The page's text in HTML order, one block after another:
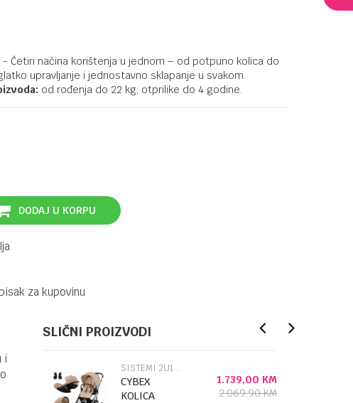
- Četiri načina korištenja u jednom – od potpuno kolica do
upravljanje i jednostavno sklapanje u svakom
od rođenja do 22 kg, otprilike do 4 godine.
DODAJ U KORPU
za kupovinu
i
SLIČNI PROIZVODI
SISTEMI 2U1 I 3U1
CYBEX
KOLICA
1.739,00 KM
2.069,90KM